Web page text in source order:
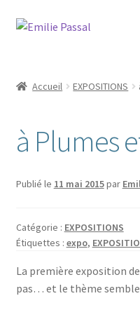
Aller
navigation
Aller
Blog
La ménagerie
Sur mesure
Boutique
Accueil EXPOSITIONS
à Plumes
Publié le 11 mai 2015par
Catégorie : EXPOSITIONS
Étiquettes : expo,
La première exposition
pas… et le thème